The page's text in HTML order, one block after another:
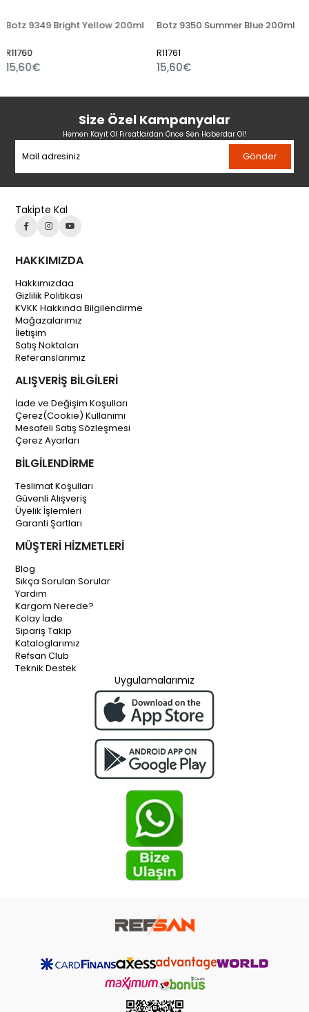
Yellow 200ml Botz 9350 Summer Blue 200ml Botz 9361
Size Özel Kampanyalar
Hemen Kayıt Ol Fırsatlardan Önce Sen Haberdar Ol!
Gönder
Takipte Kal
HAKKIMIZDA
Hakkımızdaa
Gizlilik Politikası
KVKK Hakkında Bilgilendirme
Mağazalarımız
İletişim
Satış Noktaları
Referanslarımız
ALIŞVERİŞ BİLGİLERİ
İade ve Değişim Koşulları
Çerez(Cookie) Kullanımı
Mesafeli Satış Sözleşmesi
Çerez Ayarları
BİLGİLENDİRME
Teslimat Koşulları
Güvenli Alışveriş
Üyelik İşlemleri
Garanti Şartları
MÜŞTERİ HİZMETLERİ
Blog
Sıkça Sorulan Sorular
Yardım
Kargom Nerede?
Kolay İade
Sipariş Takip
Kataloglarımız
Refsan Club
Teknik Destek
Uygulamalarımız